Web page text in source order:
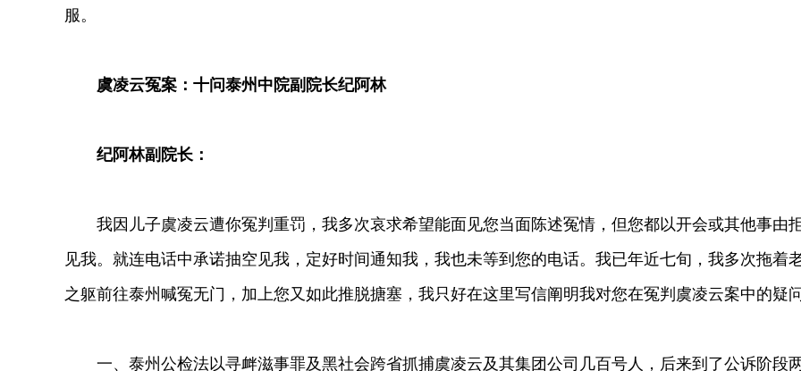
服。
虞凌云冤案：十问泰州中院副院长纪阿林
纪阿林副院长：
我因儿子虞凌云遭你冤判重罚，我多次哀求希望能面见您当面陈述冤情，但您都以开会或其他事由
见我。就连电话中承诺抽空见我，定好时间通知我，我也未等到您的电话。我已年近七旬，我多次拖着
之躯前往泰州喊冤无门，加上您又如此推脱搪塞，我只好在这里写信阐明我对您在冤判虞凌云案中的疑
一、泰州公检法以寻衅滋事罪及黑社会跨省抓捕虞凌云及其集团公司几百号人，后来到了公诉阶段